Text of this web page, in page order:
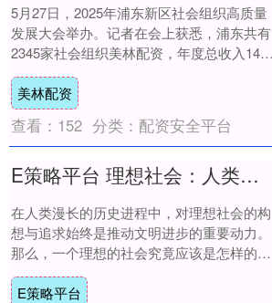
5月27日，2025年浦东新区社会组织高质量
发展大会举办。记者在会上获悉，浦东共有
2345家社会组织美林配资，年度总收入144
亿元，社会组织发展水平处于全市前列....
美林配资
查看： 152 分类： 配资安全平台
E策略平台 理想社会：人类永恒的追求
在人类漫长的历史进程中，对理想社会的构
想与追求始终是推动文明进步的重要动力。
那么，一个理想的社会究竟应该是怎样的
呢？理想社会首先应是公平正义的社会。公
平正义是社....
E策略平台